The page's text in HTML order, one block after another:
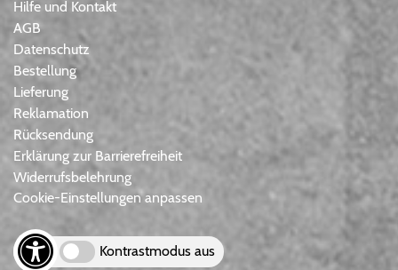
Hilfe und Kontakt
AGB
Datenschutz
Bestellung
Lieferung
Reklamation
Rücksendung
Erklärung zur Barrierefreiheit
Widerrufsbelehrung
Cookie-Einstellungen anpassen
Kontrastmodus aus